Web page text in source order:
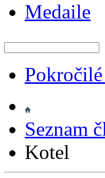
Medaile
Seznam
Kotel